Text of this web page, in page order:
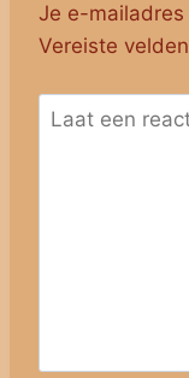
Je e-
Vereiste